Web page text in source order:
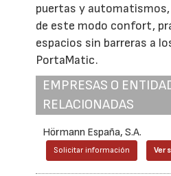
puertas y
de este modo confort,
espacios sin barreras a
PortaMatic.
EMPRESAS O
RELACIONADAS
Hörmann España, S.A.
Solicitar información Ver